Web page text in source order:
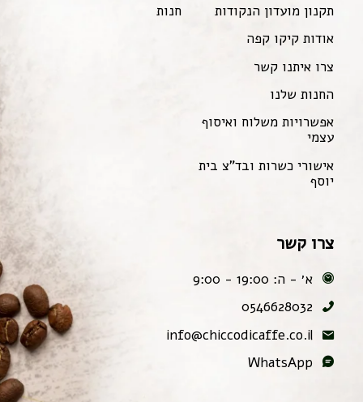
תקנון מועדון הנקודות
אודות קיקו קפה
צרו איתנו קשר
החנות שלנו
אפשרויות משלוח ואיסוף
עצמי
אישורי כשרות ובד"צ בית
יוסף
חנות
צרו קשר
א׳ - ה: 19:00 - 9:00
0546628032
info@chiccodicaffe.co.il
WhatsApp